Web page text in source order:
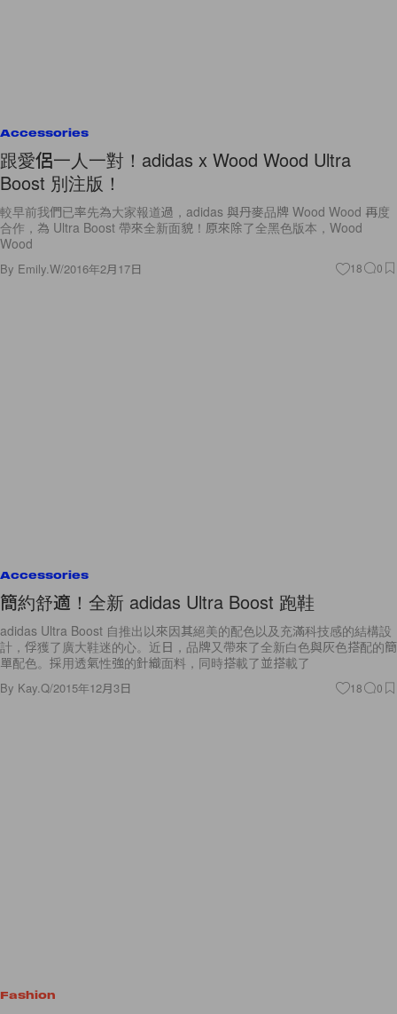
Accessories
跟愛侶一人一對！adidas x Wood Wood Ultra
Boost 別注版！
較早前我們已率先為大家報道過，adidas 與丹麥品牌 Wood Wood 再度
合作，為 Ultra Boost 帶來全新面貌！原來除了全黑色版本，Wood
Wood
By Emily.W/2016年2月17日 18 0
Accessories
簡約舒適！全新 adidas Ultra Boost 跑鞋
adidas Ultra Boost 自推出以來因其絕美的配色以及充滿科技感的結構設
計，俘獲了廣大鞋迷的心。近日，品牌又帶來了全新白色與灰色搭配的簡
單配色。採用透氣性強的針織面料，同時搭載了並搭載了
By Kay.Q/2015年12月3日 18 0
Fashion